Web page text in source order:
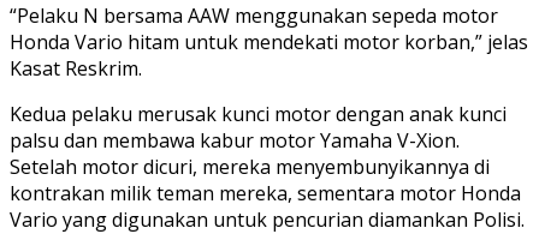
“Pelaku N bersama AAW menggunakan sepeda motor
Honda Vario hitam untuk mendekati motor korban,” jelas
Kasat Reskrim.
Kedua pelaku merusak kunci motor dengan anak kunci
palsu dan membawa kabur motor Yamaha V-Xion.
Setelah motor dicuri, mereka menyembunyikannya di
kontrakan milik teman mereka, sementara motor Honda
Vario yang digunakan untuk pencurian diamankan Polisi.